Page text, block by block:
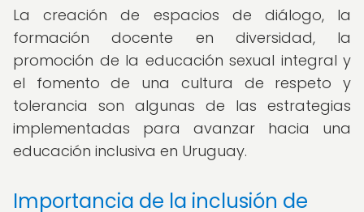
La creación de espacios de diálogo, la
formación docente en diversidad, la
promoción de la educación sexual integral y
el fomento de una cultura de respeto y
tolerancia son algunas de las estrategias
implementadas para avanzar hacia una
educación inclusiva en Uruguay.
Importancia de la inclusión de